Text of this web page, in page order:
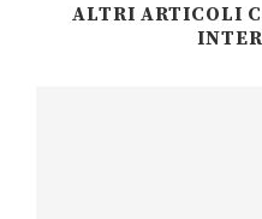
ALTRI ARTICOLI